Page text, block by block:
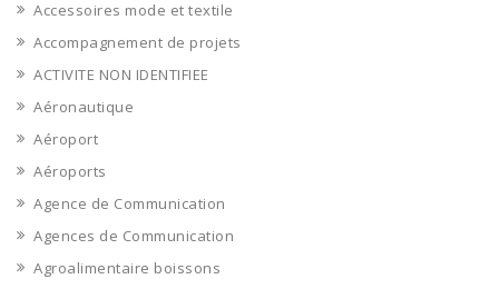
Accessoires mode et textile
Accompagnement de projets
ACTIVITE NON IDENTIFIEE
Aéronautique
Aéroport
Aéroports
Agence de Communication
Agences de Communication
Agroalimentaire boissons